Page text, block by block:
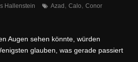
Hallenstein Azad, Calo, Conor
Augen sehen könnte, würden
glauben, was gerade passiert